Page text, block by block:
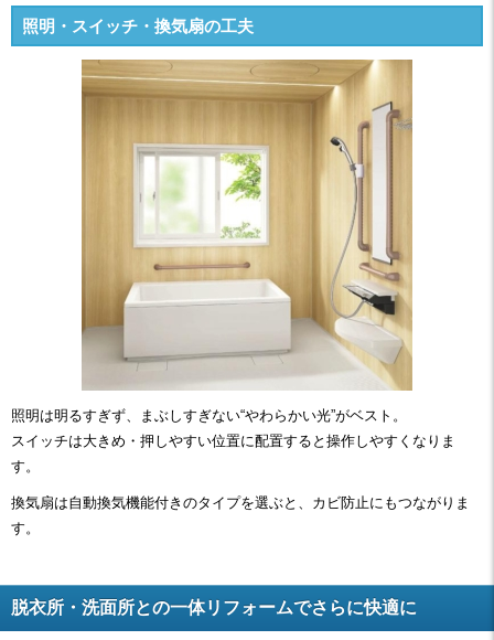
照明・スイッチ・換気扇の工夫
照明は明るすぎず、まぶしすぎない“やわらかい光”がベスト。
スイッチは大きめ・押しやすい位置に配置すると操作しやすくなりま
す。
換気扇は自動換気機能付きのタイプを選ぶと、カビ防止にもつながりま
す。
脱衣所・洗面所との一体リフォームでさらに快適に